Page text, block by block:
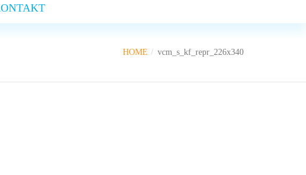
HOME vcm_s_kf_repr_226x340